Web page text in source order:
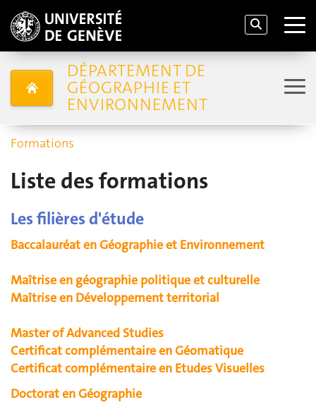
DÉPARTEMENT DE
GÉOGRAPHIE ET
ENVIRONNEMENT
Formations
Liste des formations
Les filières d'étude
Baccalauréat en Géographie et Environnement
Maîtrise en géographie politique et culturelle
Maîtrise en Développement territorial
Master of Advanced Studies
Certificat complémentaire en Géomatique
Certificat complémentaire en Etudes Visuelles
Doctorat en Géographie